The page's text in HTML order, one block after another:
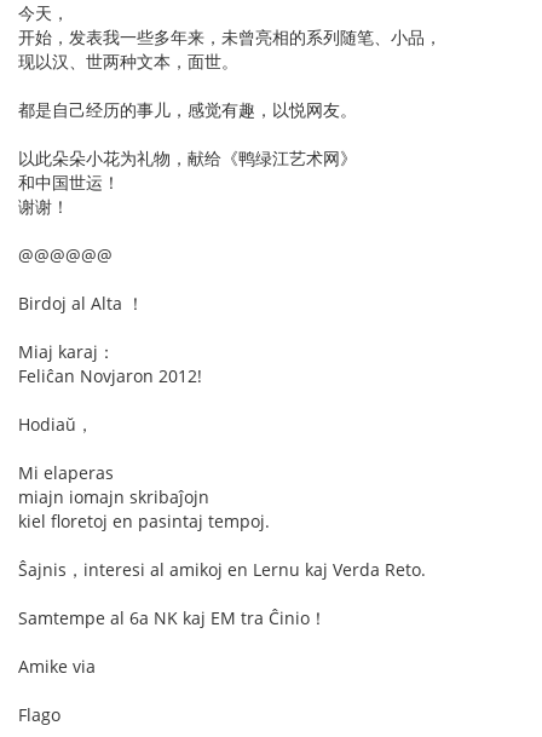
今天，
开始，发表我一些多年来，未曾亮相的系列随笔、小品，
现以汉、世两种文本，面世。
都是自己经历的事儿，感觉有趣，以悦网友。
以此朵朵小花为礼物，献给《鸭绿江艺术网》
和中国世运！
谢谢！
@@@@@@
Birdoj al Alta ！
Miaj karaj：
Feliĉan Novjaron 2012!
Hodiaŭ，
Mi elaperas
miajn iomajn skribaĵojn
kiel floretoj en pasintaj tempoj.
Ŝajnis，interesi al amikoj en Lernu kaj Verda Reto.
Samtempe al 6a NK kaj EM tra Ĉinio！
Amike via
Flago